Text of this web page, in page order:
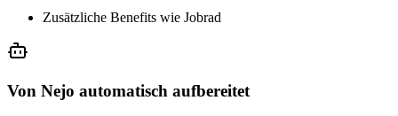
Zusätzliche Benefits wie Jobrad
Von Nejo automatisch aufbereitet